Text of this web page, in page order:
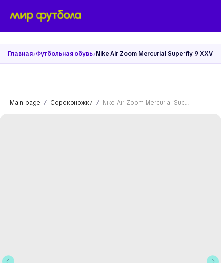
Главная›Футбольная обувь›Nike Air Zoom Mercurial Superfly 9 XXV
Main page Сороконожки Nike Air Zoom Mercurial Superfly 9 XXV